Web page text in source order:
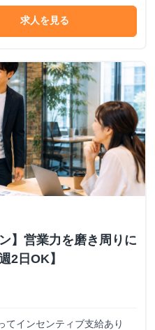
求人を見る
】営業力を磨き周りに
2日OK】
インセンティブ支給あり